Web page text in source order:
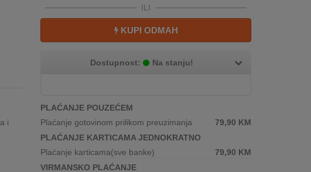
i
ILI
KUPI ODMAH
Dostupnost: Na stanju!
PLAĆANJE POUZEĆEM
Plaćanje gotovinom prilikom preuzimanja
79,90 KM
PLAĆANJE KARTICAMA JEDNOKRATNO
Plaćanje karticama(sve banke)
79,90 KM
VIRMANSKO PLAĆANJE